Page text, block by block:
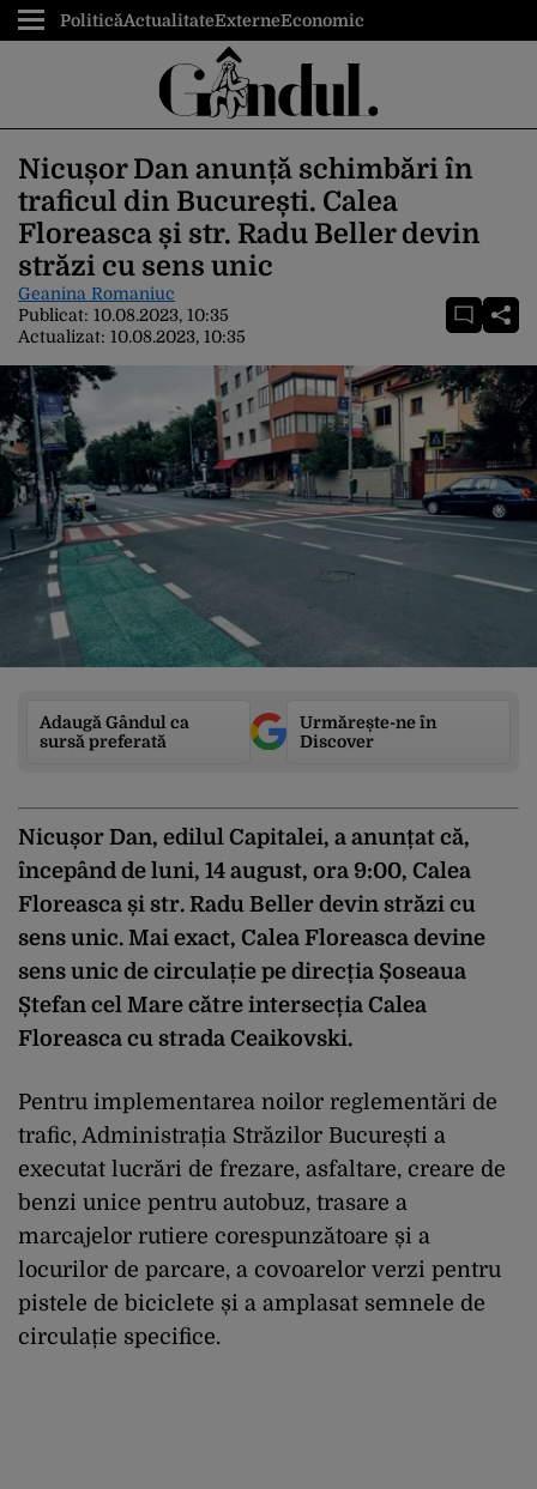
PoliticăActualitateExterneEconomic
Nicușor Dan anunță schimbări în
traficul din București. Calea
Floreasca și str. Radu Beller devin
străzi cu sens unic
Geanina Romaniuc
Publicat: 10.08.2023, 10:35
Actualizat: 10.08.2023, 10:35
Adaugă Gândul ca
sursă preferată
Urmărește-ne în
Discover
Nicușor Dan, edilul Capitalei, a anunțat că,
începând de luni, 14 august, ora 9:00, Calea
Floreasca și str. Radu Beller devin străzi cu
sens unic. Mai exact, Calea Floreasca devine
sens unic de circulație pe direcția Șoseaua
Ștefan cel Mare către intersecția Calea
Floreasca cu strada Ceaikovski.
Pentru implementarea noilor reglementări de
trafic, Administrația Străzilor București a
executat lucrări de frezare, asfaltare, creare de
benzi unice pentru autobuz, trasare a
marcajelor rutiere corespunzătoare și a
locurilor de parcare, a covoarelor verzi pentru
pistele de biciclete și a amplasat semnele de
circulație specifice.